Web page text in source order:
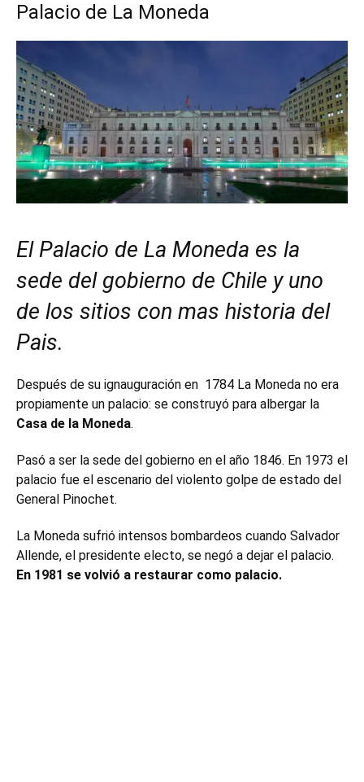
Palacio de La Moneda
El Palacio de La Moneda es la
sede del gobierno de Chile y uno
de los sitios con mas historia del
Pais.
Después de su ignauguración en 1784 La Moneda no era
propiamente un palacio: se construyó para albergar la
Casa de la Moneda.
Pasó a ser la sede del gobierno en el año 1846. En 1973 el
palacio fue el escenario del violento golpe de estado del
General Pinochet.
La Moneda sufrió intensos bombardeos cuando Salvador
Allende, el presidente electo, se negó a dejar el palacio.
En 1981 se volvió a restaurar como palacio.